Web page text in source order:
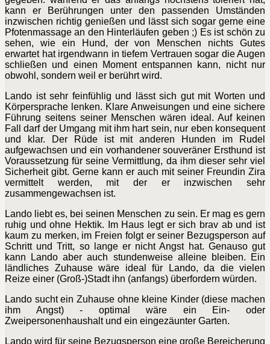
kann er Berührungen unter den passenden Umständen
inzwischen richtig genießen und lässt sich sogar gerne eine
Pfotenmassage an den Hinterläufen geben ;) Es ist schön zu
sehen, wie ein Hund, der von Menschen nichts Gutes
erwartet hat irgendwann in tiefem Vertrauen sogar die Augen
schließen und einen Moment entspannen kann, nicht nur
obwohl, sondern weil er berührt wird.
Lando ist sehr feinfühlig und lässt sich gut mit Worten und
Körpersprache lenken. Klare Anweisungen und eine sichere
Führung seitens seiner Menschen wären ideal. Auf keinen
Falldarf der Umgang mit ihm hart sein, nur eben konsequent
und klar. Der Rüde ist mit anderen Hunden im Rudel
aufgewachsen und ein vorhandener souveräner Ersthund ist
Voraussetzung für seine Vermittlung, da ihm dieser sehr viel
Sicherheit gibt. Gerne kann er auch mit seiner Freundin Zira
vermittelt werden, mit der er inzwischen sehr
zusammengewachsen ist.
Lando liebt es, bei seinen Menschen zu sein. Er mag es gern
ruhig und ohne Hektik. Im Haus legt er sich brav ab und ist
kaum zu merken, im Freien folgt er seiner Bezugsperson auf
Schritt und Tritt, so lange er nicht Angst hat. Genauso gut
kann Lando aber auch stundenweise alleine bleiben. Ein
ländliches Zuhause wäre ideal für Lando, da die vielen
Reize einer (Groß-)Stadt ihn (anfangs) überfordern würden.
Lando sucht ein Zuhause ohne kleine Kinder (diese machen
ihm Angst) - optimal wäre ein Ein- oder
Zweipersonenhaushalt und ein eingezäunter Garten.
Lando wird für seine Bezugsperson eine große Bereicherung